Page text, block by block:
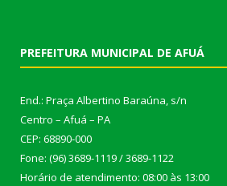
PREFEITURA MUNICIPAL DE AFUÁ
End.: Praça Albertino Baraúna, s/n
Centro – Afuá – PA
CEP: 68890-000
Fone: (96) 3689-1119 / 3689-1122
Horário de atendimento: 08:00 às 13:00